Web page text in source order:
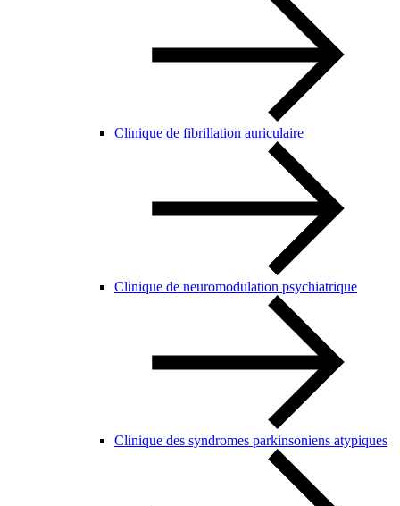
Clinique de fibrillation auriculaire
Clinique de neuromodulation psychiatrique
Clinique des syndromes parkinsoniens atypiques